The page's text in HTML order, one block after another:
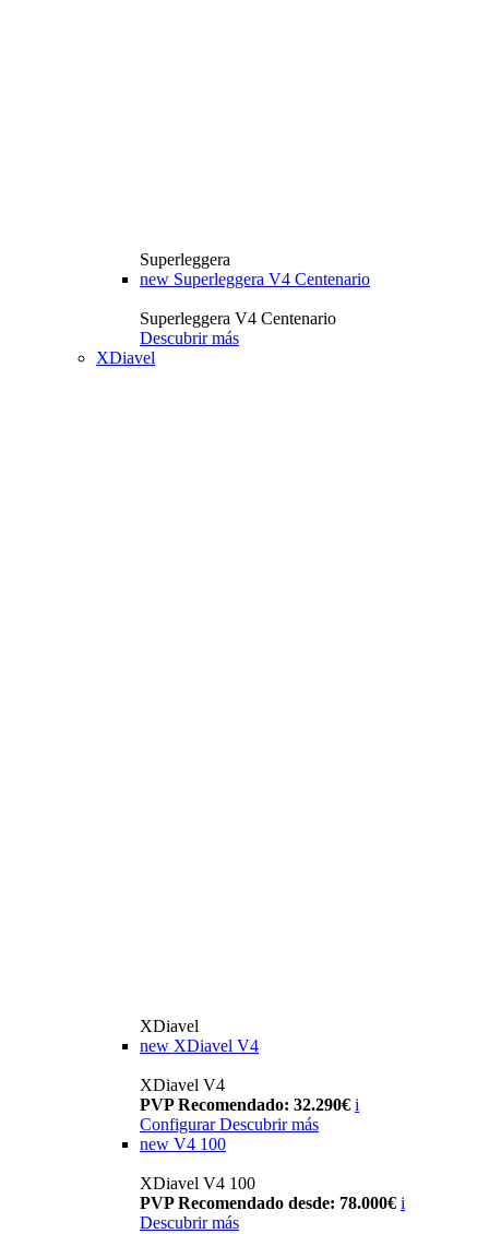
Superleggera
new Superleggera V4 Centenario
Superleggera V4 Centenario
Descubrir más
XDiavel
XDiavel
new XDiavel V4
XDiavel V4
PVP Recomendado: 32.290€ i
Configurar Descubrir más
new V4 100
XDiavel V4 100
PVP Recomendado desde: 78.000€ i
Descubrir más